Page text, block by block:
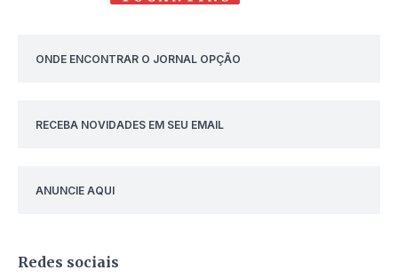
ONDE ENCONTRAR O JORNAL OPÇÃO
RECEBA NOVIDADES EM SEU EMAIL
ANUNCIE AQUI
Redes sociais